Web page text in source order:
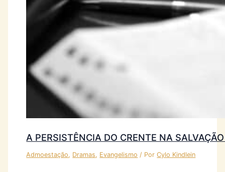
A PERSISTÊNCIA DO CRENTE NA
Admoestação, Dramas, Evangelismo / PorCylo Kindlein